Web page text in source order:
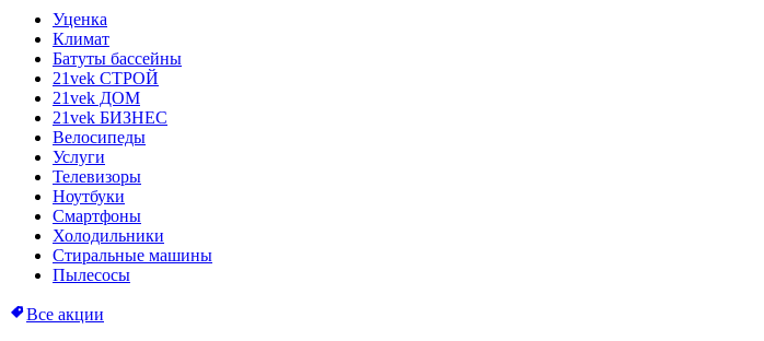
Уценка
Климат
Батуты бассейны
21vek СТРОЙ
21vek ДОМ
21vek БИЗНЕС
Велосипеды
Услуги
Телевизоры
Ноутбуки
Смартфоны
Холодильники
Стиральные машины
Пылесосы
Все акции